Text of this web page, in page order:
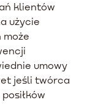
klientów
użycie
umowy
jeśli twórca